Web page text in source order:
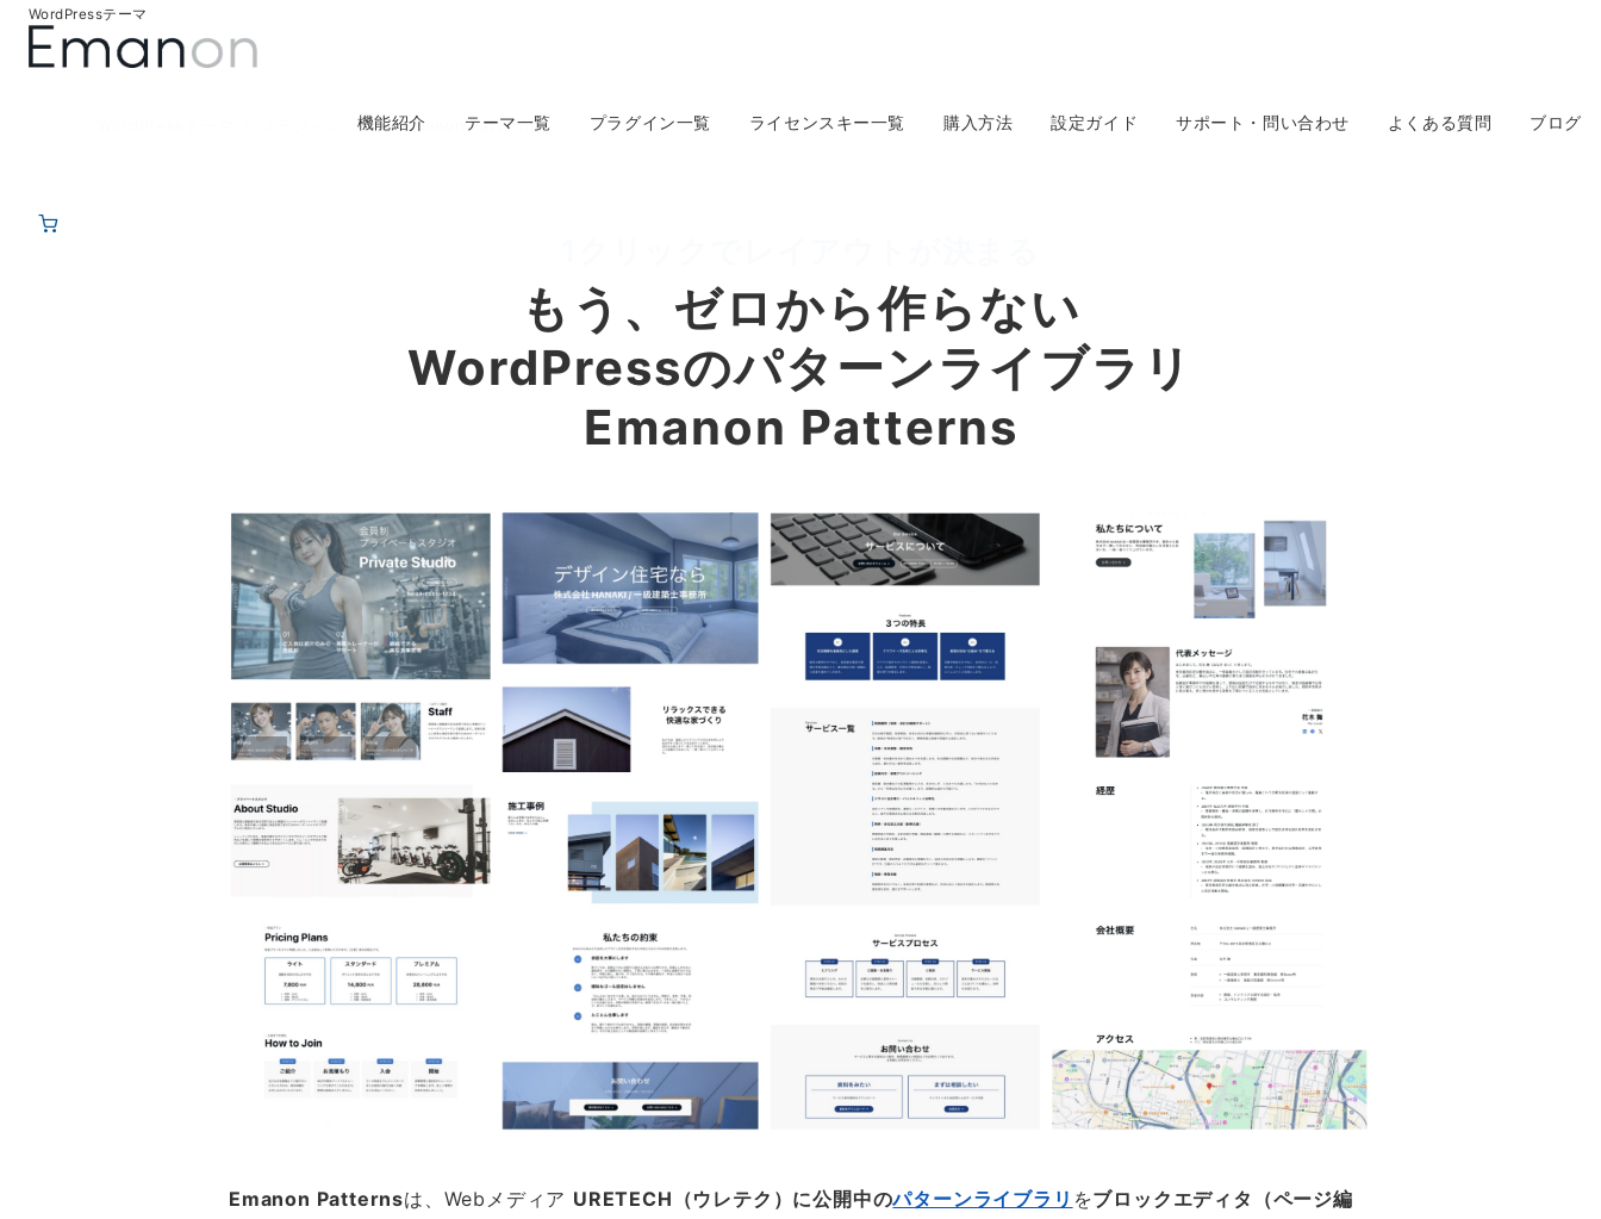
WordPressテーマ
機能紹介 テーマ一覧 プラグイン一覧 ライセンスキー一覧 購入方法 設定ガイド サポート・問い合わせ よくある質問 ブログ
プラグイン一覧 Emanon Patterns
もう、ゼロから作らない
WordPressのパターンライブラリ
Emanon Patterns
Emanon Patternsは、Webメディア URETECH（ウレテク）に公開中のパターンライブラリ をブロックエディタ（ページ編